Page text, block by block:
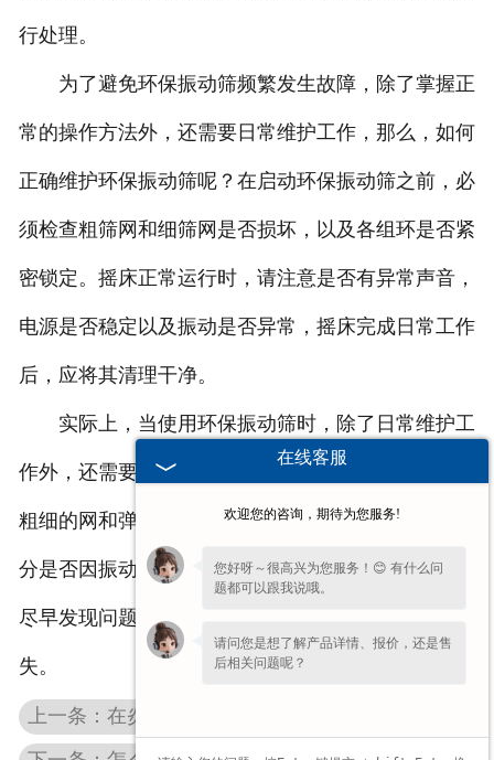
行处理。
为了避免环保振动筛频繁发生故障，除了掌握正
常的操作方法外，还需要日常维护工作，那么，如何
正确维护环保振动筛呢？在启动环保振动筛之前，必
须检查粗筛网和细筛网是否损坏，以及各组环是否紧
密锁定。摇床正常运行时，请注意是否有异常声音，
电源是否稳定以及振动是否异常，摇床完成日常工作
后，应将其清理干净。
实际上，当使用环保振动筛时，除了日常维护工
作外，还需要定期检查环保振动筛，例如，定期检查
粗细的网和弹簧是否疲劳或损坏，以及机身的各个部
分是否因振动而损坏。检查轴承，如果损坏请更换，
尽早发现问题以解决问题，并减少由故障引起的损
失。
在线客服
欢迎您的咨询，期待为您服务!
您好呀～很高兴为您服务！😊 有什么问
题都可以跟我说哦。
请问您是想了解产品详情、报价，还是售
后相关问题呢？